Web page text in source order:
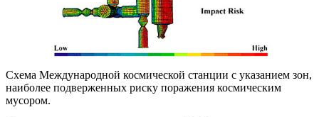
Схема Международной космической станции с указанием зон,
наиболее подверженных риску поражения космическим
мусором.